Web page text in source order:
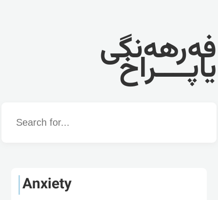
فەرهەنگی
یاپــــراخ
Word
Anxiety